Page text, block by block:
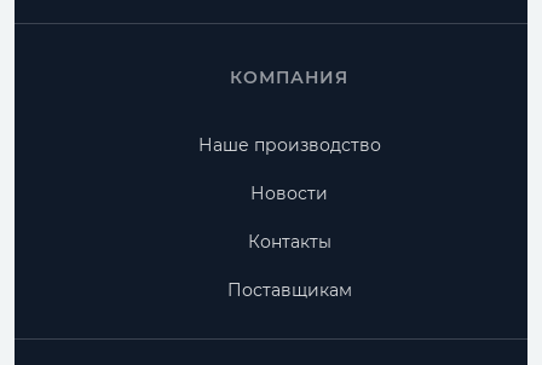
КОМПАНИЯ
Наше производство
Новости
Контакты
Поставщикам